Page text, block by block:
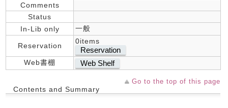
Comments
Status
In-Lib only
一般
Reservation
0items
Reservation
Web書棚 Web Shelf
Go to the top of this page
Contents and Summary